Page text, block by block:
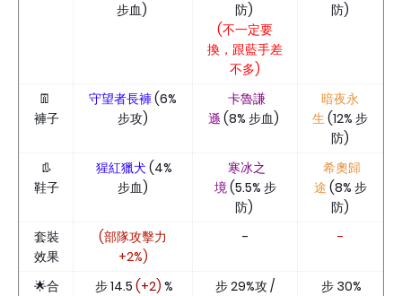
步血)
防)
(不一定要
換，跟藍手差
不多)
防)
👖
褲子
守望者長褲(6%
步攻)
卡魯謙
遜 (8% 步血)
暗夜永
生(12% 步
防)
👢
鞋子
猩紅獵犬(4%
步血)
寒冰之
境(5.5% 步
防)
希奧歸
途 (8% 步
防)
套裝
效果
(部隊攻擊力
+2%)
- -
🌟合
步 14.5 (+2) %
步 29%攻 /
步 30%